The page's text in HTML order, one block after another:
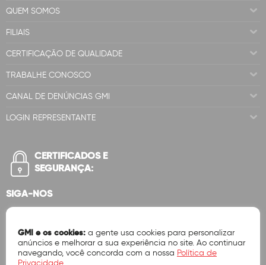
QUEM SOMOS
FILIAIS
CERTIFICAÇÃO DE QUALIDADE
TRABALHE CONOSCO
CANAL DE DENÚNCIAS GMI
LOGIN REPRESENTANTE
CERTIFICADOS E
SEGURANÇA:
SIGA-NOS
GMI e os cookies: a gente usa cookies para personalizar
anúncios e melhorar a sua experiência no site. Ao continuar
navegando, você concorda com a nossa Política de
Privacidade.